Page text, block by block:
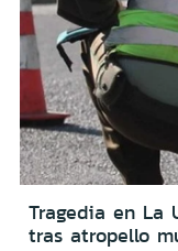
Tragedia en La
tras atropello